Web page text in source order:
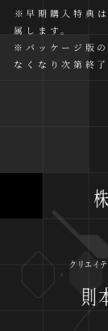
※早期購入特典
属します。
※パッケージ版の
なくなり次第終
クリエイ
則